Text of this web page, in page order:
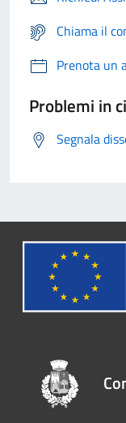
Chiama il
Prenota un
Problemi in
Segnala